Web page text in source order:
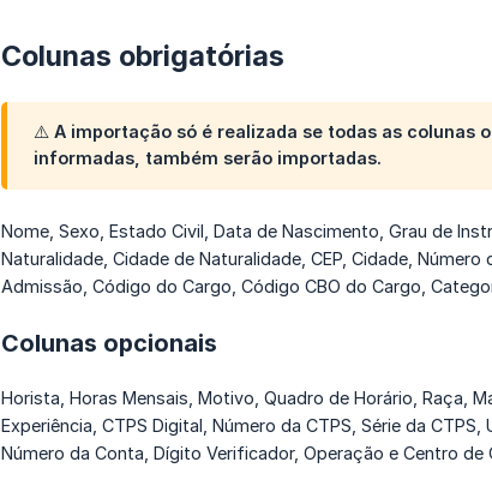
Colunas obrigatórias
⚠️ A importação só é realizada se todas as colunas
informadas, também serão importadas.
Nome, Sexo, Estado Civil, Data de Nascimento, Grau de
Naturalidade, Cidade de Naturalidade, CEP, Cidade,
Admissão, Código do Cargo, Código CBO do Cargo,
Colunas opcionais
Horista, Horas Mensais, Motivo, Quadro de Horário, Raça,
Experiência, CTPS Digital, Número da CTPS, Série da
Número da Conta, Dígito Verificador, Operação e Centro de